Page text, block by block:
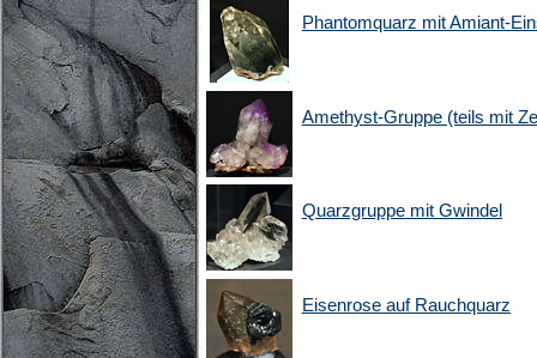
Phantomquarz mit Amiant-
Amethyst-Gruppe (teils mit
Quarzgruppe mit Gwindel
Eisenrose auf Rauchquarz